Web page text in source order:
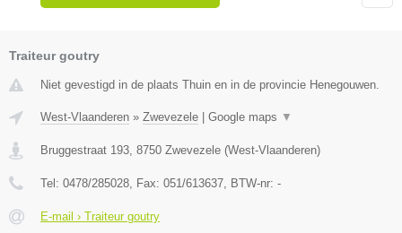
Traiteur goutry
Niet gevestigd in de plaats Thuin en in de provincie Henegouwen.
West-Vlaanderen » Zwevezele | Google maps ▼
Bruggestraat 193 8750 Zwevezele (West-Vlaanderen)
Tel: 0478/285028 , Fax: 051/613637 , BTW-nr: -
E-mail › Traiteur goutry